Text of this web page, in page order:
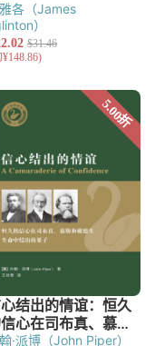
各（James
）
·派博（John Piper）